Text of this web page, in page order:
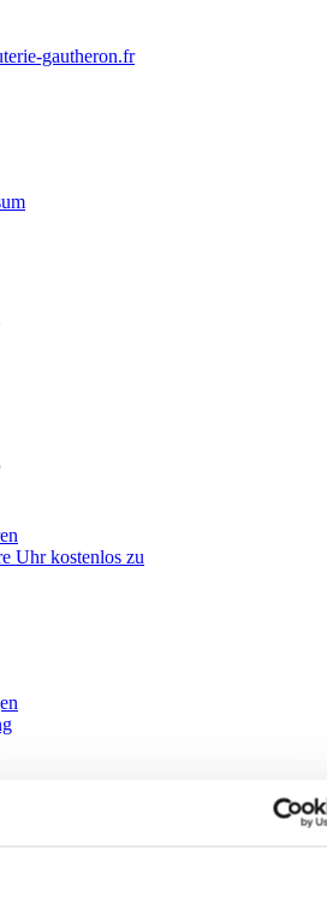
gautheron.fr
Uhr kostenlos zu
Club